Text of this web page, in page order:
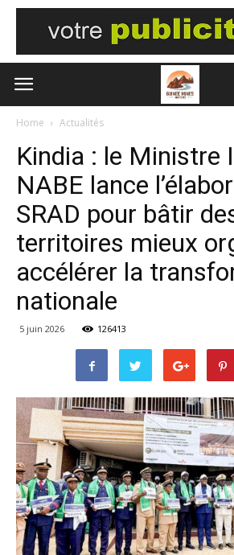
Home Actualités
Kindia : le Ministre
NABE lance
SRAD pour bâtir
territoires mieux
accélérer la
nationale
5 juin 2026 126413